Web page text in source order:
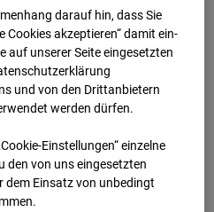
18:15
ÖBB
Salzburg
Übersicht
darauf hin, dass Sie
Cookies akzeptieren“ damit ein­
auf unserer Seite eingesetzten
und von den Drittanbietern
werden dürfen.
Einstellungen“ einzelne
den von uns eingesetzten
dem Einsatz von unbedingt